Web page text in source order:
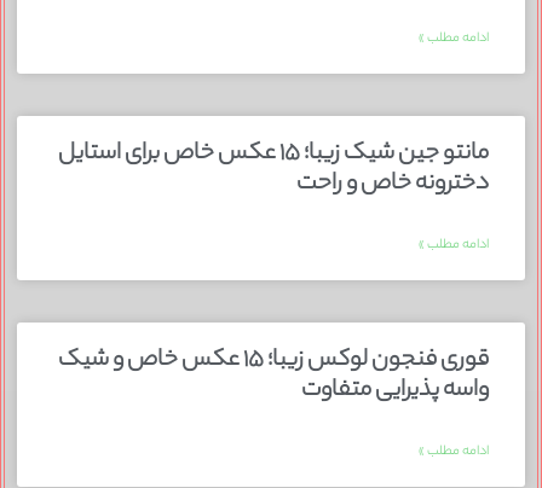
ادامه مطلب »
مانتو جین شیک زیبا؛ ۱۵ عکس خاص برای استایل
دخترونه خاص و راحت
ادامه مطلب »
قوری فنجون لوکس زیبا؛ ۱۵ عکس خاص و شیک
واسه پذیرایی متفاوت
ادامه مطلب »